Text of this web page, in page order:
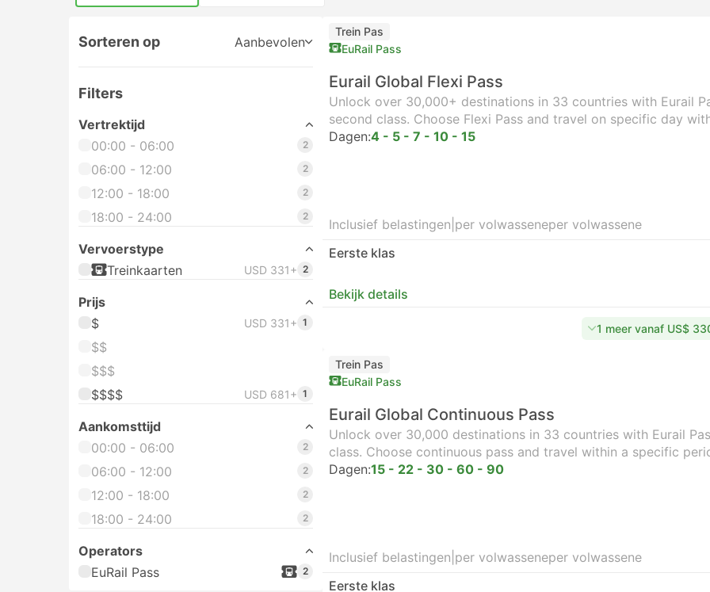
Sorteren op Aanbevolen
Filters
Vertrektijd
00:00 - 06:00
2
06:00 - 12:00 2
12:00 - 18:00 2
18:00 - 24:00 2
Vervoerstype
Treinkaarten
USD 331+ 2
Prijs
$
USD 331+ 1
$$
$$$
$$$$
USD 681+ 1
Aankomsttijd
00:00 - 06:00
2
06:00 - 12:00 2
12:00 - 18:00 2
18:00 - 24:00 2
Operators
EuRail Pass
2
Trein Pas
EuRail Pass
Eurail Global Flexi Pass
Unlock over 30,000+ destinations in 33 countries with Eurail
second class. Choose Flexi Pass and travel on specific day
Dagen:4 - 5 - 7 - 10 - 15
Inclusief belastingen per volwasseneper volwassene
Eerste klas
Bekijk details
1 meer vanaf US$
Trein Pas
EuRail Pass
Eurail Global Continuous Pass
Unlock over 30,000 destinations in 33 countries with Eurail
class. Choose continuous pass and travel within a specific
Dagen:15 - 22 - 30 - 60 - 90
Inclusief belastingen per volwasseneper volwassene
Eerste klas